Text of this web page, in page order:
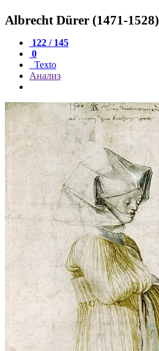
Albrecht Dürer (1471-1528)
122 / 145
0
Texto
Анализ